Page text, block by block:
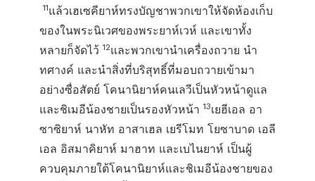
11แล้วเฮเซคียาห์ทรงบัญชาพวกเขาให้จัดห้องเก็บ
ของในพระนิเวศของพระยาห์เวห์ และเขาทั้ง
หลายก็จัดไว้12และพวกเขานำเครื่องถวาย นำ
ทศางค์ และนำสิ่งที่บริสุทธิ์ที่มอบถวายเข้ามา
อย่างซื่อสัตย์ โคนานิยาห์คนเลวีเป็นหัวหน้าดูแล
และชิเมอีน้องชายเป็นรองหัวหน้า13เยฮีเอล อา
ซาซิยาห์ นาหัท อาสาเฮล เยรีโมท โยซาบาด เอลี
เอล อิสมาคิยาห์ มาฮาท และเบไนยาห์ เป็นผู้
ควบคุมภายใต้โคนานิยาห์และชิเมอีน้องชายของ